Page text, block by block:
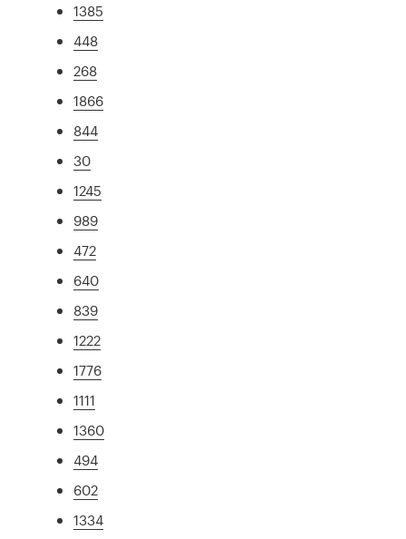
1385
448
268
1866
844
30
1245
989
472
640
839
1222
1776
1111
1360
494
602
1334